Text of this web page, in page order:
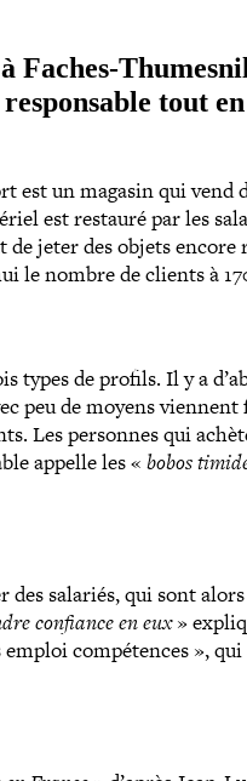
Faches-​
tout
un magasin qui vend
est restauré par les
jeter des objets encore
le nombre de clients à
types de profils. Il y a
peu de moyens
Les personnes qui
appelle les « bobos
salariés, qui sont
confiance en eux»
com­pé­tences »,